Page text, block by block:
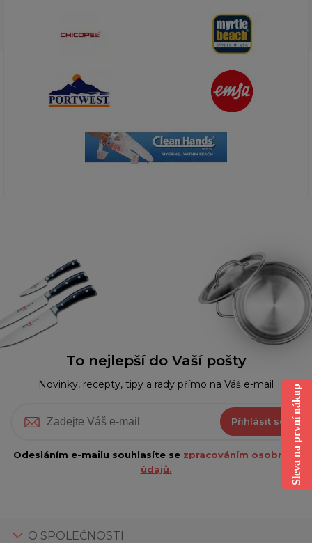
To nejlepší do Vaší pošty
Novinky, recepty, tipy a rady přímo na Váš e-mail
Přihlásit se
Odesláním e-mailu souhlasíte se zpracováním osobních
údajů.
O SPOLEČNOSTI
Sleva na první nákup